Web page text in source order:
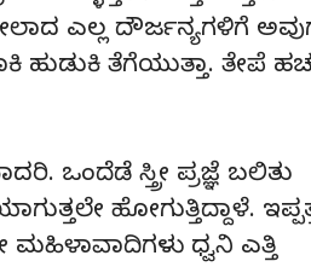
ಎಲ್ಲ ದೌರ್ಜನ್ಯಗಳಿಗೆ
ಹುಡುಕಿ ತೆಗೆಯುತ್ತಾ. ತೇಪೆ
ಒಂದೆಡೆ ಸ್ತ್ರೀ ಪ್ರಜ್ಞೆ ಬಲಿತು
ಹೋಗುತ್ತಿದ್ದಾಳೆ.
ಧ್ವನಿ ಎತ್ತಿ